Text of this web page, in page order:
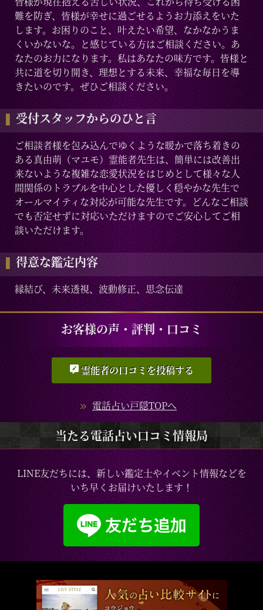
難を防ぎ、皆様が幸せに過ごせるようお力添えをいた
します。お困りのこと、叶えたい希望、なかなかうま
くいかないな。と感じている方はご相談ください。あ
なたのお力になります。私はあなたの味方です。皆様と
共に道を切り開き、理想とする未来、幸福な毎日を導
きたいのです。ぜひご相談ください。
受付スタッフからのひと言
ご相談者様を包み込んでゆくような暖かで落ち着きの
ある真由萌（マユモ）霊能者先生は、簡単には改善出
来ないような複雑な恋愛状況をはじめとして様々な人
間関係のトラブルを中心とした優しく穏やかな先生で
オールマイティな対応が可能な先生です。どんなご相談
でも否定せずに対応いただけますのでご安心してご相
談いただけます。
得意な鑑定内容
縁結び、未来透視、波動修正、思念伝達
お客様の声・評判・口コミ
霊能者の口コミを投稿する
電話占い戸隠TOPへ
当たる電話占い口コミ情報局
LINE友だちには、新しい鑑定士やイベント情報などを
いち早くお届けいたします！